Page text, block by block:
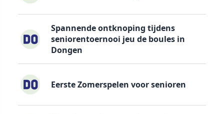
Spannende ontknoping tijdens
seniorentoernooi jeu de boules in
Dongen
Eerste Zomerspelen voor senioren